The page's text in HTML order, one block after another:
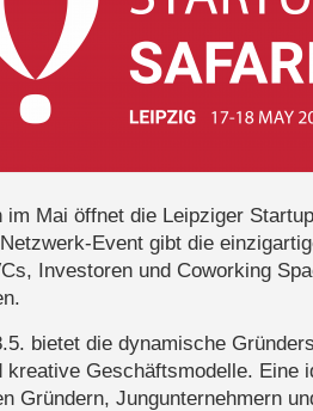
im Mai öffnet die Leipziger
Event gibt die
Investoren und Coworking
bietet die dynamische
kreative Geschäftsmodelle. Eine
Gründern, Jungunternehmern